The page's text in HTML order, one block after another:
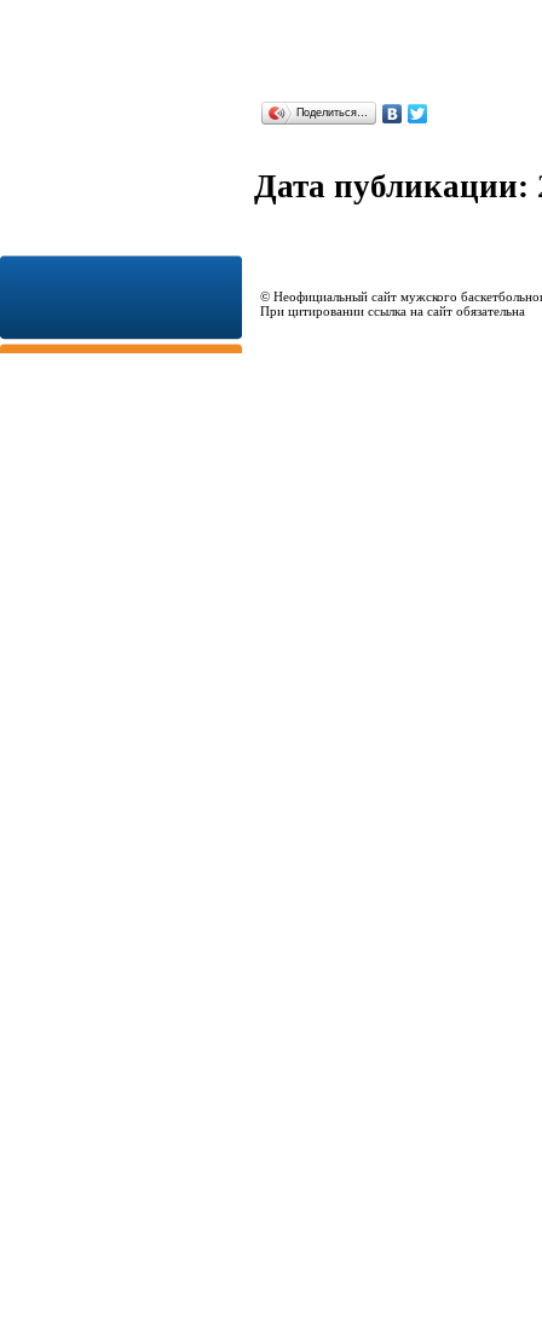
Поделиться…
Дата публикации:
© Неофициальный сайт мужского
При цитировании ссылка на сайт обязательна